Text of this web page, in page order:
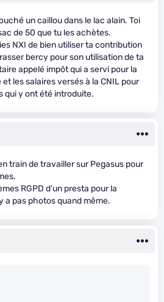
un caillou dans le lac alain. Toi
de 50 que tu les achètes.
NXI de bien utiliser ta contribution
bercy pour son utilisation de ta
appelé impôt qui a servi pour la
les salaires versés à la CNIL pour
qui y ont été introduite.
train de travailler sur Pegasus pour
RGPD d’un presta pour la
a pas photos quand même.